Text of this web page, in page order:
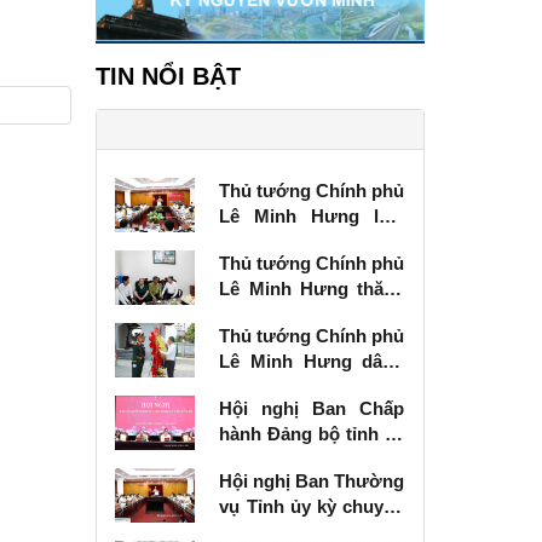
TIN NỔI BẬT
Thủ tướng Chính phủ
Lê Minh Hưng làm
vụ Tỉnh ủy Lạng Sơn
Thủ tướng Chính phủ
Lê Minh Hưng thăm,
binh tại Lạng Sơn
Thủ tướng Chính phủ
Lê Minh Hưng dâng
các Anh hùng liệt sĩ
tại Lạng Sơn
Hội nghị Ban Chấp
hành Đảng bộ tỉnh kỳ
Hội nghị Ban Thường
vụ Tỉnh ủy kỳ chuyên